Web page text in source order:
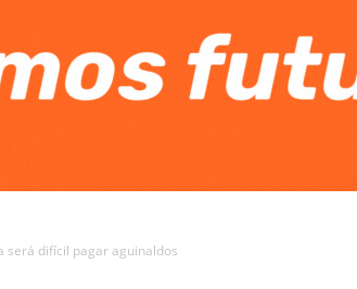
será difícil pagar aguinaldos